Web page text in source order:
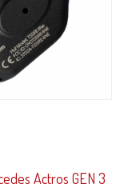
Actros GEN 3